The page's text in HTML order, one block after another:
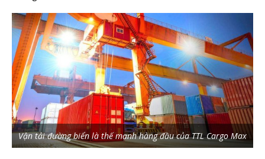
Vận tải đường biển là thế mạnh hàng đầu của TTL Cargo Max